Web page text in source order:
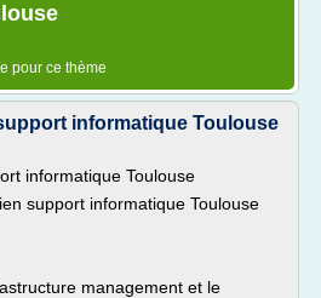
pour ce thème
informatique Toulouse
informatique Toulouse
support informatique Toulouse
management et le